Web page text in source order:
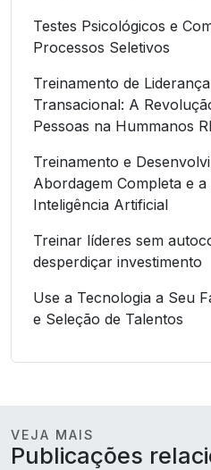
Testes Psicológicos e
Processos Seletivos
Treinamento de
Transacional: A
Pessoas na Hummanos
Treinamento e
Abordagem Completa e
Inteligência Artificial
Treinar líderes sem
desperdiçar investimento
Use a Tecnologia a Seu
e Seleção de Talentos
VEJA MAIS
Publicações